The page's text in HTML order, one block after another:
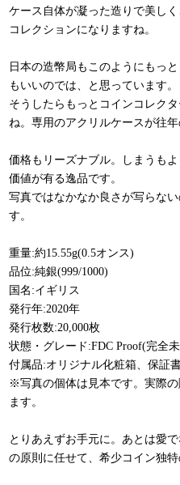
ケース自体が凝った造りで美し
コレクションになりますね。
日本の造幣局もこのようにもっ
もいいのでは、と思っています。
そうしたらもっとコインコレク
ね。専用のアクリルケースが往
価格もリーズナブル。しまうも
価値が有る逸品です。
写真ではなかなか良さが写らな
す。
重量:約15.55g(0.5オンス)
品位:純銀(999/1000)
国名:イギリス
発行年:2020年
発行枚数:20,000枚
状態・グレード:FDC Proof(完全
付属品:オリジナル化粧箱、保証
※写真の個体は見本です。実際
ます。
とりあえずお手元に。あとは愛
の原則に任せて、希少コイン独